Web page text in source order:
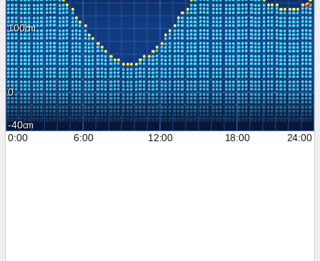
100
0
-40
0:00
6:00 12:00 18:00 24:00